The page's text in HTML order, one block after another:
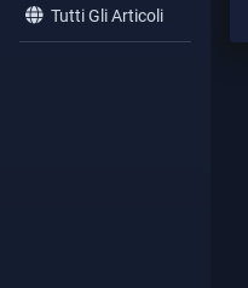
Tutti Gli Articoli